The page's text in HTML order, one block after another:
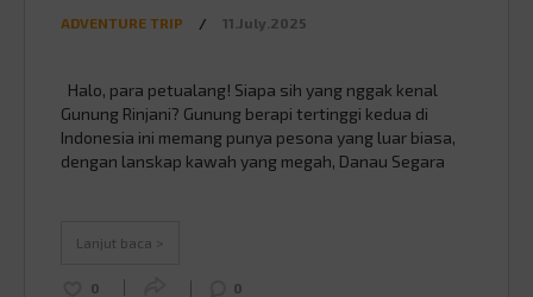
ADVENTURE TRIP / 11.July.2025
Halo, para petualang! Siapa sih yang nggak kenal
Gunung Rinjani? Gunung berapi tertinggi kedua di
Indonesia ini memang punya pesona yang luar biasa,
dengan lanskap kawah yang megah, Danau Segara
dianggap enteng, …
Lanjut baca >
0 0